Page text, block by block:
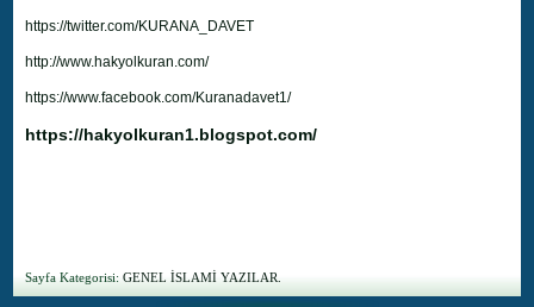
https://twitter.com/KURANA_DAVET
http://www.hakyolkuran.com/
https://www.facebook.com/Kuranadavet1/
https://hakyolkuran1.blogspot.com/
Sayfa Kategorisi: GENEL İSLAMİ YAZILAR.